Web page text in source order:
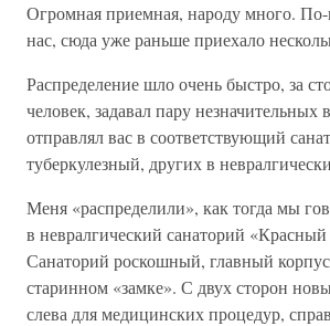
Огромная приемная, народу много.
нас, сюда уже раньше приехало
Распределение шло очень быстро, за
человек, задавал пару незначительных
отправлял вас в соответствующий
туберкулезный, других в
Меня «распределили», как тогда мы
в невралгический санаторий
Санаторий роскошный, главный
старинном «замке». С двух сторон
слева для медицинских процедур,